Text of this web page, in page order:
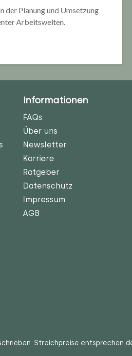
der Planung und Umsetzung
Arbeitswelten.
Informationen
FAQs
Über uns
Newsletter
Karriere
Ratgeber
Datenschutz
Impressum
AGB
Streichpreise entsprechen